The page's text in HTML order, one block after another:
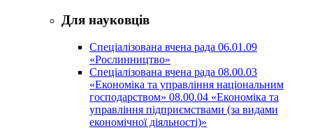
Для науковців
Спеціалізована вчена рада 06.01.09
«Рослинництво»
Спеціалізована вчена рада 08.00.03
«Економіка та управління національним
господарством» 08.00.04 «Економіка та
управління підприємствами (за видами
економічної діяльності)»